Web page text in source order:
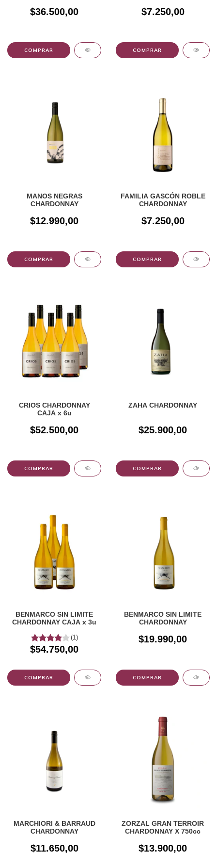
$36.500,00 $7.250,00
MANOS NEGRAS
CHARDONNAY
$12.990,00
FAMILIA GASCÓN ROBLE
CHARDONNAY
$7.250,00
CRIOS CHARDONNAY
CAJA x 6u
$52.500,00
ZAHA CHARDONNAY
$25.900,00
BENMARCO SIN LIMITE
CHARDONNAY CAJA x 3u
(1)
$54.750,00
BENMARCO SIN LIMITE
CHARDONNAY
$19.990,00
MARCHIORI & BARRAUD
CHARDONNAY
$11.650,00
ZORZAL GRAN TERROIR
CHARDONNAY X 750cc
$13.900,00